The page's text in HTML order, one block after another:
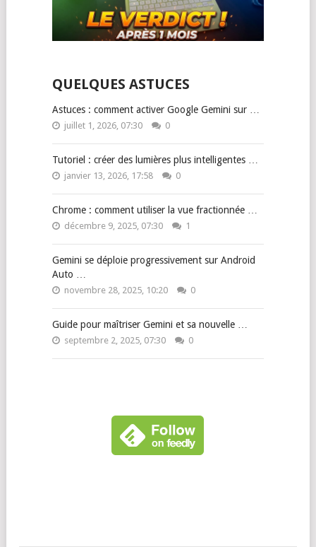
QUELQUES ASTUCES
Astuces : comment activer Google Gemini sur …
juillet 1, 2026, 07:30 0
Tutoriel : créer des lumières plus intelligentes …
janvier 13, 2026, 17:58 0
Chrome : comment utiliser la vue fractionnée …
décembre 9, 2025, 07:30 1
Gemini se déploie progressivement sur Android
Auto …
novembre 28, 2025, 10:20 0
Guide pour maîtriser Gemini et sa nouvelle …
septembre 2, 2025, 07:30 0